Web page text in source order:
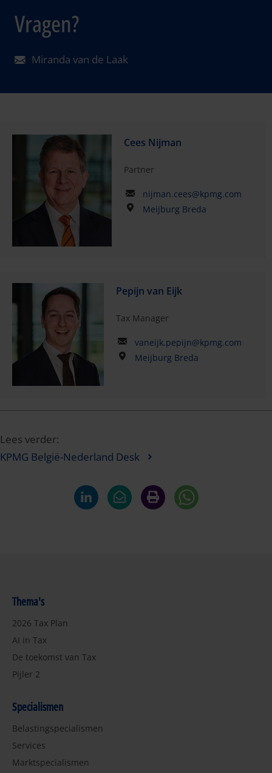
Vragen?
Miranda van de Laak
Cees Nijman
Partner
nijman.cees@kpmg.com
Meijburg Breda
Pepijn van Eijk
Tax Manager
vaneijk.pepijn@kpmg.com
Meijburg Breda
Lees verder:
KPMG België-Nederland Desk
Thema's
2026 Tax Plan
AI in Tax
De toekomst van Tax
Pijler 2
Specialismen
Belastingspecialismen
Services
Marktspecialismen